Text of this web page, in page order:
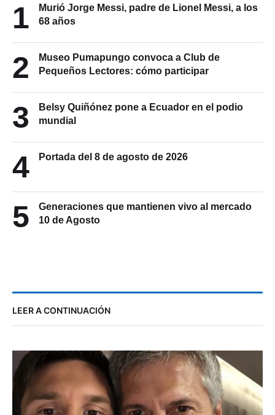
1
Murió Jorge Messi, padre de Lionel Messi, a los
68 años
2
Museo Pumapungo convoca a Club de
Pequeños Lectores: cómo participar
3
Belsy Quiñónez pone a Ecuador en el podio
mundial
4 Portada del 8 de agosto de 2026
5
Generaciones que mantienen vivo al mercado
10 de Agosto
LEER A CONTINUACIÓN